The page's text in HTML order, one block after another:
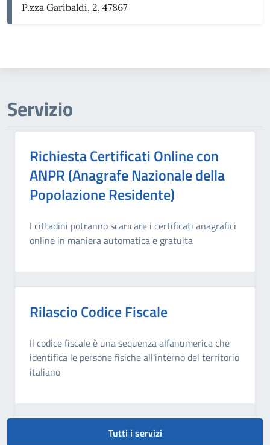
P.zza Garibaldi, 2, 47867
Servizio
Richiesta Certificati Online con
ANPR (Anagrafe Nazionale della
Popolazione Residente)
I cittadini potranno scaricare i certificati anagrafici
online in maniera automatica e gratuita
Rilascio Codice Fiscale
Il codice fiscale è una sequenza alfanumerica che
identifica le persone fisiche all'interno del territorio
italiano
Tutti i servizi